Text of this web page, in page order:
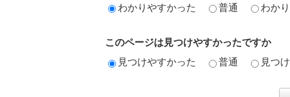
わかりやすかった
普通 わか
このページは見つけやすかったですか
見つけやすかった
普通 見つ